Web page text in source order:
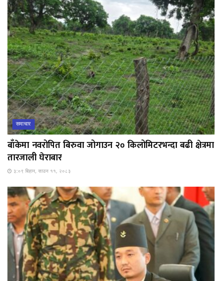
समाचार
बाँकेमा नवरोपित बिरुवा जोगाउन २० किलोमिटरभन्दा बढी क्षेत्रमा
तारजाली घेराबार
३:०९ बिहान, साउन ११, २०८३